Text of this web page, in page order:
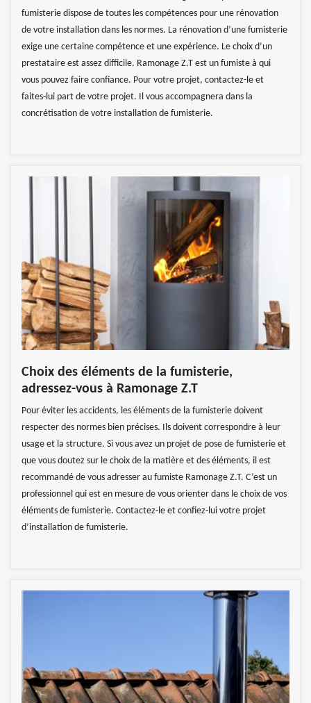
fumisterie dispose de toutes les compétences pour une rénovation
de votre installation dans les normes. La rénovation d’une fumisterie
exige une certaine compétence et une expérience. Le choix d’un
prestataire est assez difficile. Ramonage Z.T est un fumiste à qui
vous pouvez faire confiance. Pour votre projet, contactez-le et
faites-lui part de votre projet. Il vous accompagnera dans la
concrétisation de votre installation de fumisterie.
Choix des éléments de la fumisterie,
adressez-vous à Ramonage Z.T
Pour éviter les accidents, les éléments de la fumisterie doivent
respecter des normes bien précises. Ils doivent correspondre à leur
usage et la structure. Si vous avez un projet de pose de fumisterie et
que vous doutez sur le choix de la matière et des éléments, il est
recommandé de vous adresser au fumiste Ramonage Z.T. C’est un
professionnel qui est en mesure de vous orienter dans le choix de vos
éléments de fumisterie. Contactez-le et confiez-lui votre projet
d’installation de fumisterie.